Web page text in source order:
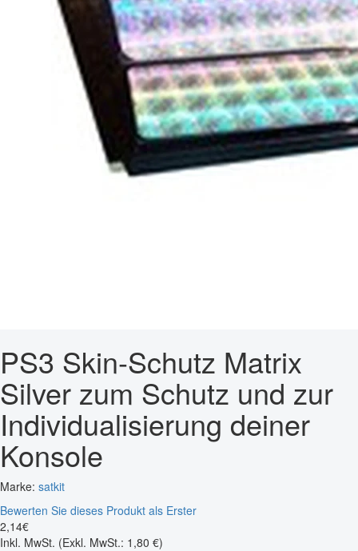
PS3 Skin-Schutz Matrix
Silver zum Schutz und zur
Individualisierung deiner
Konsole
Marke: satkit
Bewerten Sie dieses Produkt als Erster
2,14€
Inkl. MwSt. (Exkl. MwSt.: 1,80 €)